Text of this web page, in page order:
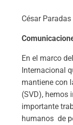
César
En el marco
Internacional
mantiene con
(SVD), hemos
importante
humanos de